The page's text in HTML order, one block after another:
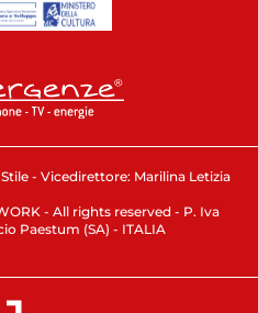
- Vicedirettore: Marilina Letizia
- All rights reserved - P. Iva
Paestum (SA) - ITALIA